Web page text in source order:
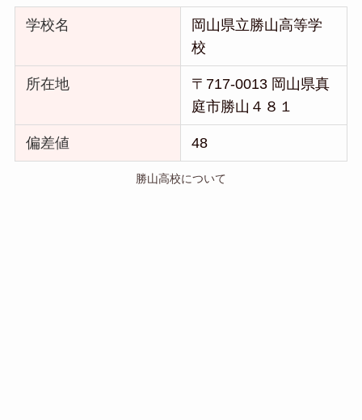
学校名
岡山県立勝山高等学
校
所在地
〒717-0013 岡山県真
庭市勝山４８１
偏差値 48
勝山高校について